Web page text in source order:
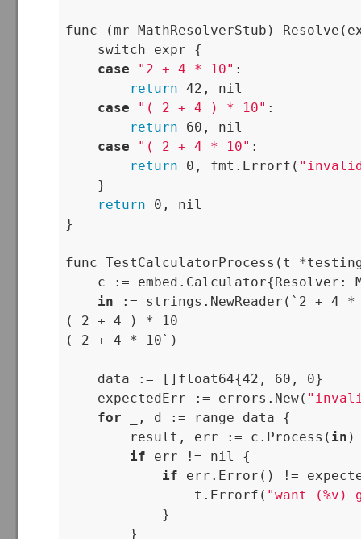
func (mr MathResolverStub)
    switch expr {
case
"2 + 4 * 10" :
return 42, nil
case
"( 2 + 4 ) * 10" :
return 60, nil
case
"( 2 + 4 * 10" :
return 0, fmt.Errorf(
    }
return 0, nil
}
func TestCalculatorProcess(t
c := embed.Calculator{Resolver:
in := strings.NewReader(`2 + 4 *
( 2 + 4 ) * 10
( 2 + 4 * 10`)
    data := []float64{42, 60, 0}
    expectedErr := errors.New(
for _, d := range data {
        result, err := c.Process(
in )
if err != nil {
if err.Error() !=
                t.Errorf(
"want (%v)
            }
        }